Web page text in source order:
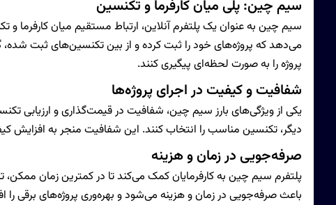
سیم چین: پلی میان کارفرما و تکنسین
سیم چین به عنوان یک پلتفرم آنلاین، ارتباط مستقیم میان کارفرما و
می‌دهد که پروژه‌های خود را ثبت کرده و از بین تکنسین‌های ثبت شده،
پروژه را به صورت لحظه‌ای پیگیری کنند.
شفافیت و کیفیت در اجرای پروژه‌ها
یکی از ویژگی‌های بارز سیم چین، شفافیت در قیمت‌گذاری و ارزیابی
دیگر، تکنسین مناسب را انتخاب کنند. این شفافیت منجر به
صرفه‌جویی در زمان و هزینه
پلتفرم سیم چین به کارفرمایان کمک می‌کند تا در کمترین زمان ممکن،
باعث صرفه‌جویی در زمان و هزینه می‌شود و بهره‌وری پروژه‌های برقی